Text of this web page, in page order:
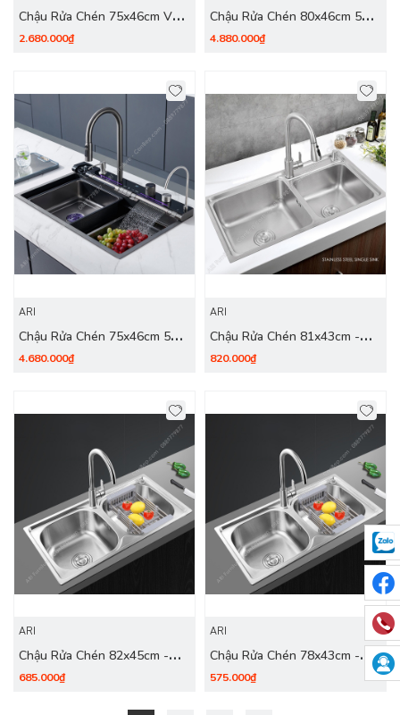
Chậu Rửa Chén 75x46cm Vòi
Nhiệt Độ + Vắt Dao Dày
2.680.000₫
Chậu Rửa Chén 80x46cm 5
Phím PREMIUM Dày 3.0mm -
4.880.000₫
ARI
Chậu Rửa Chén 75x46cm 5
Phím PREMIUM Dày 3.0mm -
4.680.000₫
ARI
Chậu Rửa Chén 81x43cm -
inox 304
820.000₫
ARI
Chậu Rửa Chén 82x45cm -
inox 304
685.000₫
ARI
Chậu Rửa Chén 78x43cm -
inox 304
575.000₫